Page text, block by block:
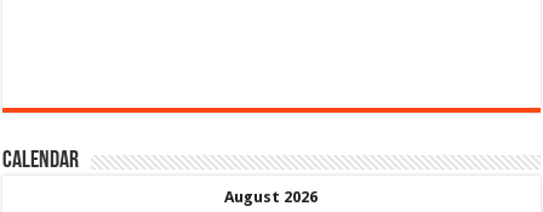
Calendar
August 2026